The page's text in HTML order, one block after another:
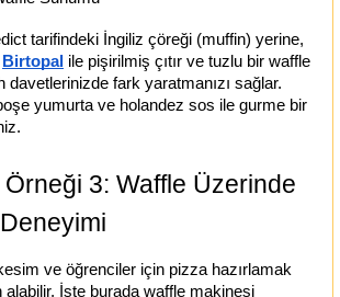
tarifindeki İngiliz çöreği (muffin) yerine,
Birtopal ile pişirilmiş çıtır ve tuzlu bir waffle
davetlerinizde fark yaratmanızı sağlar.
yumurta ve holandez sos ile gurme bir
Örneği 3: Waffle Üzerinde
ve öğrenciler için pizza hazırlamak
alabilir. İşte burada waffle makinesi